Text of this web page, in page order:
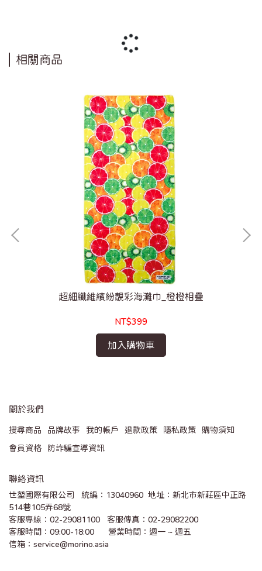
相關商品
超細纖維繽紛靚彩海灘巾_橙橙相疊
NT$399
加入購物車
關於我們
搜尋商品 品牌故事 我的帳戶 退款政策 隱私政策
購物須知
會員資格
防詐騙宣導資訊
聯絡資訊
世堃國際有限公司   統編：13040960  地址：新北市新莊區中正路
514巷105弄68號
客服專線：02-29081100   客服傳真：02-29082200
客服時間：09:00-18:00      營業時間：週一 ~ 週五
信箱：service@morino.asia